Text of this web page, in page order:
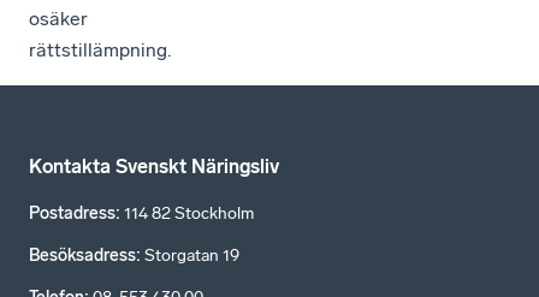
osäker
rättstillämpning.
Kontakta Svenskt Näringsliv
Postadress: 114 82 Stockholm
Besöksadress: Storgatan 19